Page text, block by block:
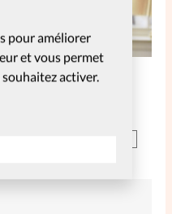
pour améliorer
et vous permet
activer.